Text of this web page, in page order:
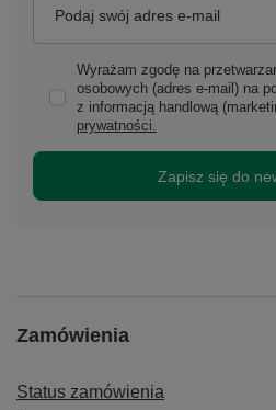
Podaj swój adres e-mail
Wyrażam zgodę na
osobowych (adres e-mail) na
z informacją handlową
prywatności.
Zapisz się do
Zamówienia
Status zamówienia